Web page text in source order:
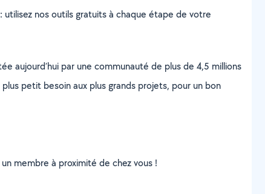
nos outils gratuits à chaque étape de votre
aujourd’hui par une communauté de plus de 4,5 millions
petit besoin aux plus grands projets, pour un bon
membre à proximité de chez vous !